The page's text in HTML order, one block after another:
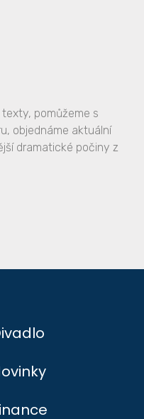
pomůžeme s
objednáme aktuální
dramatické počiny z